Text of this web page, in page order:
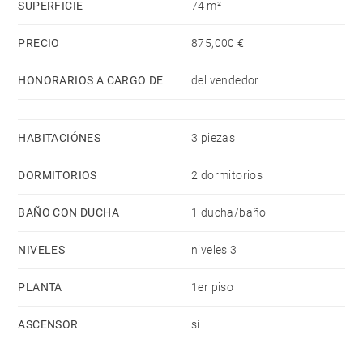
SUPERFICIE 74 m²
PRECIO 875,000 €
HONORARIOS A CARGO DE del vendedor
HABITACIÓNES 3 piezas
DORMITORIOS 2 dormitorios
BAÑO CON DUCHA 1 ducha/baño
NIVELES niveles 3
PLANTA 1er piso
ASCENSOR sí